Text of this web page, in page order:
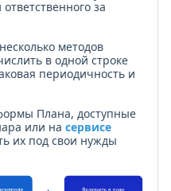
за
методов
в одной строке
периодичность и
Плана, доступные
или на сервисе
их под свои нужды